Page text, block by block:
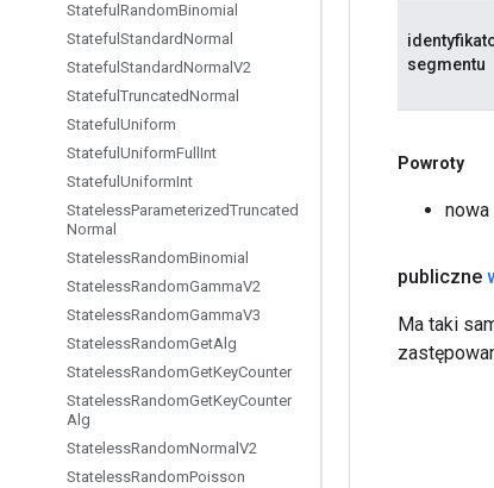
Stateful RandomBinomial
Stateful StandardNormal
Stateful StandardNormal V2
Stateful TruncatedNormal
Stateful Uniform
Stateful UniformFull Int
Stateful UniformInt
StatelessParameterizedTruncated
Normal
StatelessRandomBinomial
StatelessRandomGammaV2
StatelessRandomGammaV3
StatelessRandomGetAlg
StatelessRandomGetKeyCounter
StatelessRandomGetKeyCounter
Alg
StatelessRandomNormal V2
StatelessRandomPoisson
segmentu
Powroty
nowa
publiczne
Ma taki